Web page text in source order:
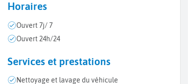
Horaires
Ouvert 7j/ 7
Ouvert 24h/24
Services et prestations
Nettoyage et lavage du véhicule